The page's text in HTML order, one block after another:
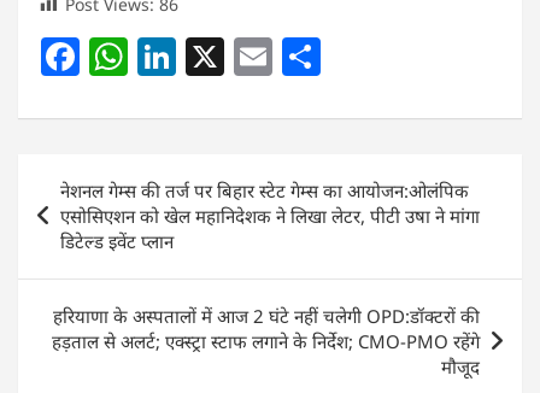
F
c
e
b
o
o
k
W
at
s
A
p
p
Li
k
e
dI
X E
ai
l
ar
e
Post
navigation
नेशनल गेम्स की तर्ज पर बिहार स्टेट गेम्स का आयोजन:ओलंपिक
एसोसिएशन को खेल महानिदेशक ने लिखा लेटर, पीटी उषा ने मांगा
डिटेल्ड इवेंट प्लान
हरियाणा के अस्पतालों में आज 2 घंटे नहीं चलेगी OPD:डॉक्टरों की
हड़ताल से अलर्ट; एक्स्ट्रा स्टाफ लगाने के निर्देश; CMO-PMO रहेंगे
मौजूद